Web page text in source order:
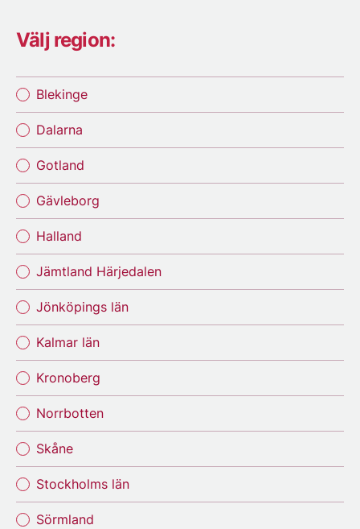
Välj region:
Blekinge
Dalarna
Gotland
Gävleborg
Halland
Jämtland Härjedalen
Jönköpings län
Kalmar län
Kronoberg
Norrbotten
Skåne
Stockholms län
Sörmland